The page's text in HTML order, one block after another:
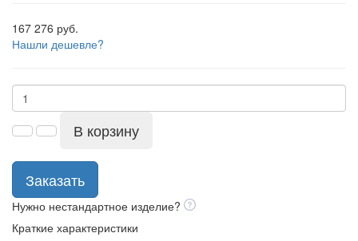
167 276 руб.
Нашли дешевле?
В корзину
Заказать
Нужно нестандартное изделие?
Краткие характеристики